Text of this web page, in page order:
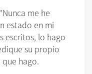
me he
estado en mi
escritos, lo hago
su propio
hago.